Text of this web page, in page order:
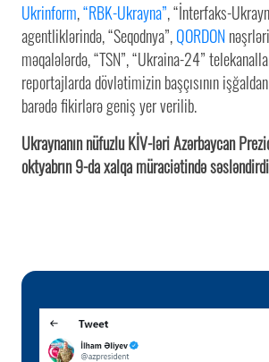
Ukraynanın nüfuzlu KİV-ləri Azərbaycan
oktyabrın 9-da xalqa müraciətində
Ukrinform,“RBK-Ukrayna”, “İnterfaks-
agentliklərində, “Seqodnya”,QORDON
məqalələrdə, “TSN”, “Ukraina-24”
reportajlarda dövlətimizin başçısının
barədə fikirlərə geniş yer verilib.